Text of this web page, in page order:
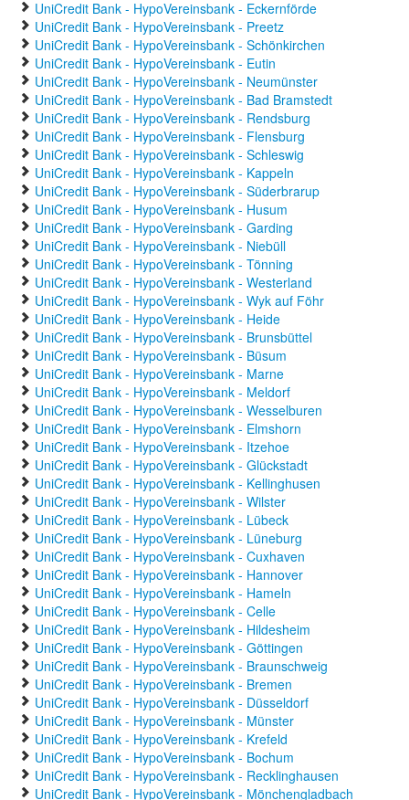
UniCredit Bank - HypoVereinsbank - Eckernförde
UniCredit Bank - HypoVereinsbank - Preetz
UniCredit Bank - HypoVereinsbank - Schönkirchen
UniCredit Bank - HypoVereinsbank - Eutin
UniCredit Bank - HypoVereinsbank - Neumünster
UniCredit Bank - HypoVereinsbank - Bad Bramstedt
UniCredit Bank - HypoVereinsbank - Rendsburg
UniCredit Bank - HypoVereinsbank - Flensburg
UniCredit Bank - HypoVereinsbank - Schleswig
UniCredit Bank - HypoVereinsbank - Kappeln
UniCredit Bank - HypoVereinsbank - Süderbrarup
UniCredit Bank - HypoVereinsbank - Husum
UniCredit Bank - HypoVereinsbank - Garding
UniCredit Bank - HypoVereinsbank - Niebüll
UniCredit Bank - HypoVereinsbank - Tönning
UniCredit Bank - HypoVereinsbank - Westerland
UniCredit Bank - HypoVereinsbank - Wyk auf Föhr
UniCredit Bank - HypoVereinsbank - Heide
UniCredit Bank - HypoVereinsbank - Brunsbüttel
UniCredit Bank - HypoVereinsbank - Büsum
UniCredit Bank - HypoVereinsbank - Marne
UniCredit Bank - HypoVereinsbank - Meldorf
UniCredit Bank - HypoVereinsbank - Wesselburen
UniCredit Bank - HypoVereinsbank - Elmshorn
UniCredit Bank - HypoVereinsbank - Itzehoe
UniCredit Bank - HypoVereinsbank - Glückstadt
UniCredit Bank - HypoVereinsbank - Kellinghusen
UniCredit Bank - HypoVereinsbank - Wilster
UniCredit Bank - HypoVereinsbank - Lübeck
UniCredit Bank - HypoVereinsbank - Lüneburg
UniCredit Bank - HypoVereinsbank - Cuxhaven
UniCredit Bank - HypoVereinsbank - Hannover
UniCredit Bank - HypoVereinsbank - Hameln
UniCredit Bank - HypoVereinsbank - Celle
UniCredit Bank - HypoVereinsbank - Hildesheim
UniCredit Bank - HypoVereinsbank - Göttingen
UniCredit Bank - HypoVereinsbank - Braunschweig
UniCredit Bank - HypoVereinsbank - Bremen
UniCredit Bank - HypoVereinsbank - Düsseldorf
UniCredit Bank - HypoVereinsbank - Münster
UniCredit Bank - HypoVereinsbank - Krefeld
UniCredit Bank - HypoVereinsbank - Bochum
UniCredit Bank - HypoVereinsbank - Recklinghausen
UniCredit Bank - HypoVereinsbank - Mönchengladbach